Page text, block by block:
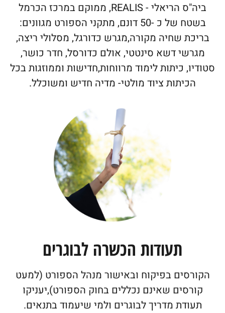
ביה"ס הריאלי - REALIS, ממוקם במרכז הכרמל
בשטח של כ -50 דונם, מתקני הספורט מגוונים:
בריכת שחיה מקורה,מגרש כדורגל, מסלולי ריצה,
מגרשי דשא סינטטי, אולם כדורסל, חדר כושר,
סטודיו, כיתות לימוד מרווחות,חדישות וממוזגות בכל
הכיתות ציוד מולטי- מדיה חדיש ומשוכלל.
תעודות הכשרה לבוגרים
הקורסים בפיקוח ובאישור מנהל הספורט (למעט
קורסים שאינם נכללים בחוק הספורט),יעניקו
תעודת מדריך לבוגרים ולמי שיעמוד בתנאים.